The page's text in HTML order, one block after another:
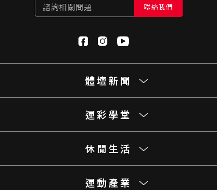
諮詢相關問題 聯絡我們
體壇新聞
運彩學堂
休閒生活
運動產業